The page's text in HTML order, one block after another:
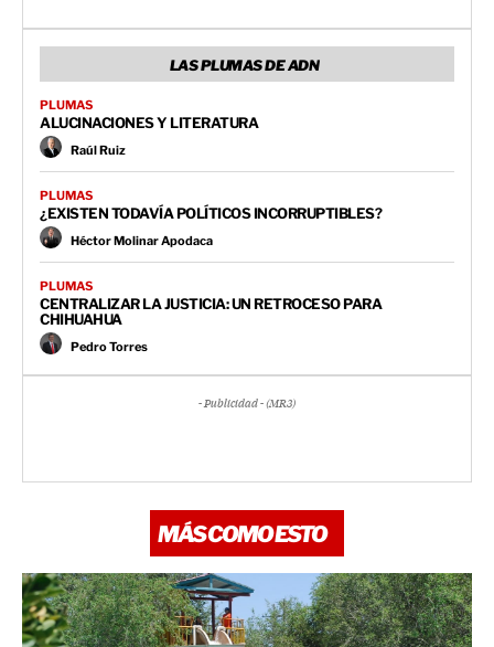
LAS PLUMAS DE ADN
PLUMAS
ALUCINACIONES Y LITERATURA
Raúl Ruiz
PLUMAS
¿EXISTEN TODAVÍA POLÍTICOS INCORRUPTIBLES?
Héctor Molinar Apodaca
PLUMAS
CENTRALIZAR LA JUSTICIA: UN RETROCESO PARA
CHIHUAHUA
Pedro Torres
- Publicidad - (MR3)
MÁS COMO ESTO